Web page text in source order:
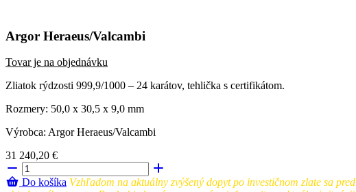
Argor Heraeus/Valcambi
Tovar je na objednávku
Zliatok rýdzosti 999,9/1000 – 24 karátov, tehlička s certifikátom.
Rozmery: 50,0 x 30,5 x 9,0 mm
Výrobca: Argor Heraeus/Valcambi
31 240,20 €
Do košíka Vzhľadom na aktuálny zvýšený dopyt po investičnom zlate sa